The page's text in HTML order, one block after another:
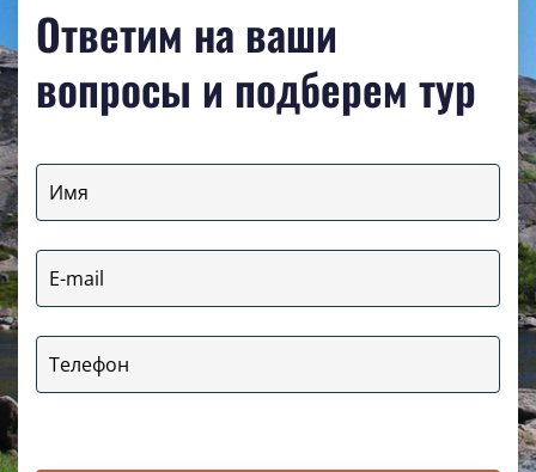
Ответим на ваши
вопросы и подберем тур